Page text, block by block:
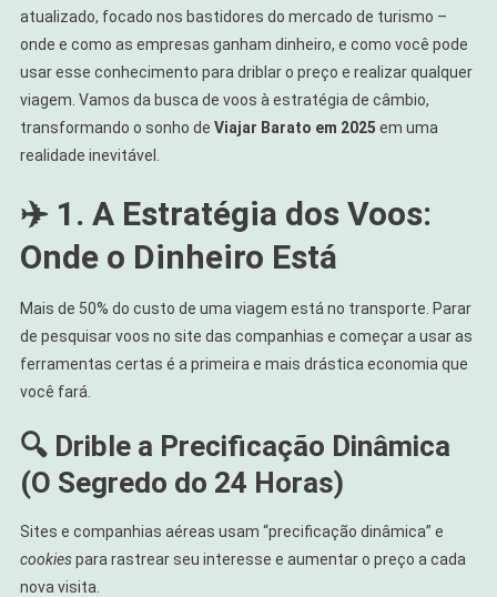
atualizado, focado nos bastidores do mercado de turismo –
onde e como as empresas ganham dinheiro, e como você pode
usar esse conhecimento para driblar o preço e realizar qualquer
viagem. Vamos da busca de voos à estratégia de câmbio,
transformando o sonho de Viajar Barato em 2025 em uma
realidade inevitável.
✈️ 1. A Estratégia dos Voos:
Onde o Dinheiro Está
Mais de 50% do custo de uma viagem está no transporte. Parar
de pesquisar voos no site das companhias e começar a usar as
ferramentas certas é a primeira e mais drástica economia que
você fará.
🔍 Drible a Precificação Dinâmica
(O Segredo do 24 Horas)
Sites e companhias aéreas usam “precificação dinâmica” e
cookiespara rastrear seu interesse e aumentar o preço a cada
nova visita.